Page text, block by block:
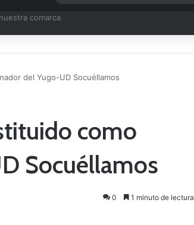
del Yugo-UD Socuéllamos
como
Socuéllamos
0 1 minuto de lectura